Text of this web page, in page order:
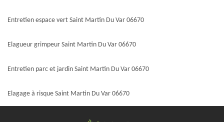
Entretien espace vert Saint Martin Du Var 06670
Elagueur grimpeur Saint Martin Du Var 06670
Entretien parc et jardin Saint Martin Du Var 06670
Elagage à risque Saint Martin Du Var 06670